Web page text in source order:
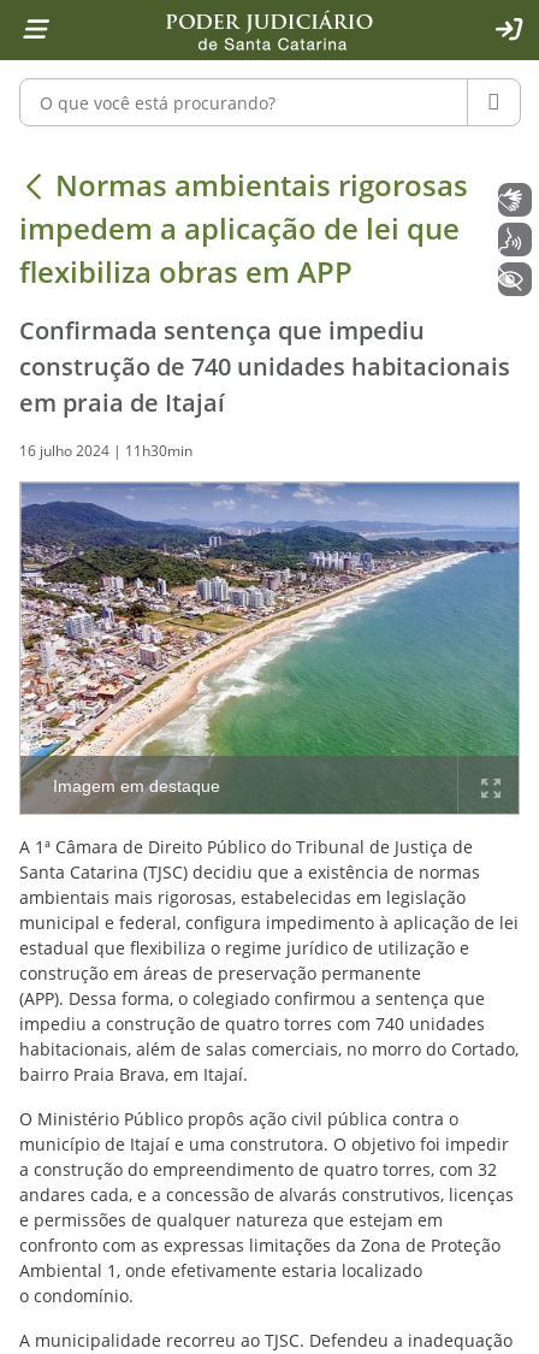
1 Ir para o conteúdo
2 Ir para a ferramenta de acessibilidade - Rybená
4 Ir para o menu principal
5 Ir para a pesquisa
6 Ir para o rodapé
7 Ir para a página inicial
Pesquisar no portal
Normas ambientais rigorosas
Normas ambientais rigorosas
impedem a aplicação de lei que
flexibiliza obras em APP
Confirmada sentença que impediu
construção de 740 unidades habitacionais
em praia de Itajaí
16 julho 2024 | 11h30min
Imagem em destaque
A 1ª Câmara de Direito Público do Tribunal de Justiça de
Santa Catarina (TJSC) decidiu que a existência de normas
ambientais mais rigorosas, estabelecidas em legislação
municipal e federal, configura impedimento à aplicação de lei
estadual que flexibiliza o regime jurídico de utilização e
construção em áreas de preservação permanente
(APP). Dessa forma, o colegiado confirmou a sentença que
impediu a construção de quatro torres com 740 unidades
habitacionais, além de salas comerciais, no morro do Cortado,
bairro Praia Brava, em Itajaí.
O Ministério Público propôs ação civil pública contra o
município de Itajaí e uma construtora. O objetivo foi impedir
a construção do empreendimento de quatro torres, com 32
andares cada, e a concessão de alvarás construtivos, licenças
e permissões de qualquer natureza que estejam em
confronto com as expressas limitações da Zona de Proteção
Ambiental 1, onde efetivamente estaria localizado
o condomínio.
A municipalidade recorreu ao TJSC. Defendeu a inadequação
Libras
Voz
+ Acessibilidade